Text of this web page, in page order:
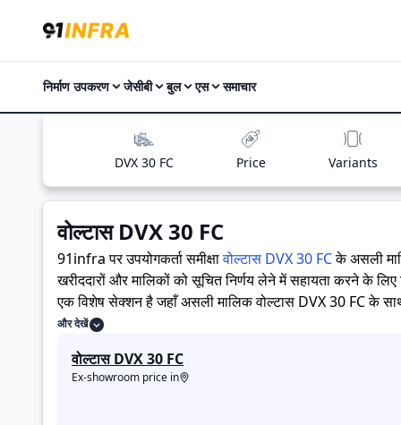
निर्माण उपकरण जेसीबी बुल एस समाचार
DVX 30 FC Price Variants
वोल्टास DVX 30 FC
91infra पर उपयोगकर्ता समीक्षा वोल्टास DVX 30 FCके असली
खरीददारों और मालिकों को सूचित निर्णय लेने में सहायता करने के
एक विशेष सेक्शन है जहाँ असली मालिक वोल्टास DVX 30 FC के साथ अपने अनुभव साझा करते हैं। ये सीधे अनुभव प्रदर्शन, आराम, माइलेज और विश्वसनीयता के बारे में व्यावहारिक जानकारी देते हैं, जिससे भविष्य के
खरीदार यह तय कर सकते हैं कि क्या
और देखें
वोल्टास DVX 30 FC
Ex-showroom price in